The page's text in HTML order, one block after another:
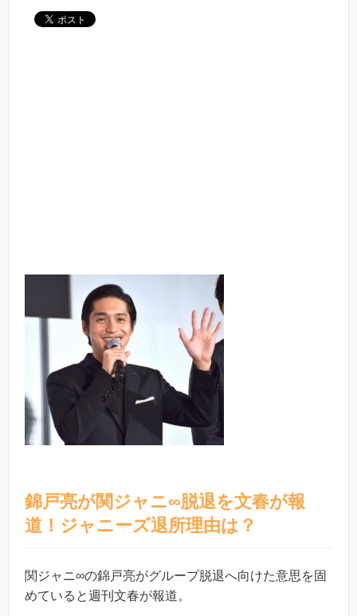
錦戸亮が関ジャニ∞脱退を文春が報
道！ジャニーズ退所理由は？
関ジャニ∞の錦戸亮がグループ脱退へ向けた意思を固
めていると週刊文春が報道。